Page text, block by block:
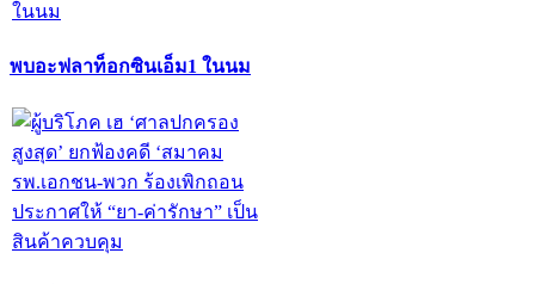
พบอะฟลาท็อกซินเอ็ม1 ในนม